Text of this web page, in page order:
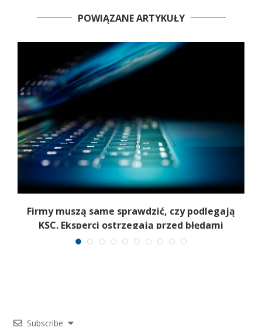
POWIĄZANE ARTYKUŁY
Firmy muszą same sprawdzić, czy podlegają
KSC. Eksperci ostrzegają przed błędami
Subscribe